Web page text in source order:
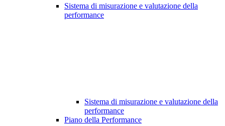
Sistema di misurazione e valutazione della
performance
Sistema di misurazione e valutazione della
performance
Piano della Performance